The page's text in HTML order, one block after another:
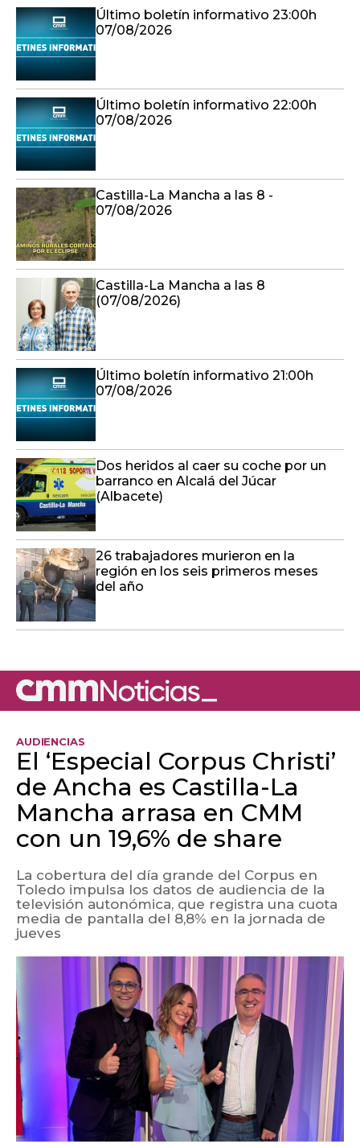
Último boletín informativo 23:00h
07/08/2026
Último boletín informativo 22:00h
07/08/2026
Castilla-La Mancha a las 8 -
07/08/2026
Castilla-La Mancha a las 8
(07/08/2026)
Último boletín informativo 21:00h
07/08/2026
Dos heridos al caer su coche por un
barranco en Alcalá del Júcar
(Albacete)
26 trabajadores murieron en la
región en los seis primeros meses
del año
AUDIENCIAS
El ‘Especial Corpus Christi’
de Ancha es Castilla-La
Mancha arrasa en CMM
con un 19,6% de share
La cobertura del día grande del Corpus en
Toledo impulsa los datos de audiencia de la
televisión autonómica, que registra una cuota
media de pantalla del 8,8% en la jornada de
jueves